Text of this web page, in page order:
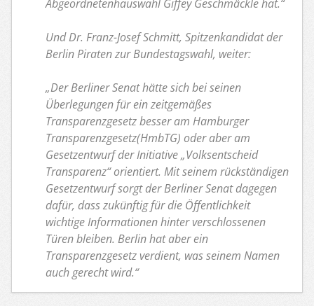
Abgeordnetenhauswahl Giffey Geschmäckle hat.“
Und Dr. Franz-Josef Schmitt, Spitzenkandidat der
Berlin Piraten zur Bundestagswahl, weiter:
„Der Berliner Senat hätte sich bei seinen
Überlegungen für ein zeitgemäßes
Transparenzgesetz besser am Hamburger
Transparenzgesetz(HmbTG) oder aber am
Gesetzentwurf der Initiative „Volksentscheid
Transparenz“ orientiert. Mit seinem rückständigen
Gesetzentwurf sorgt der Berliner Senat dagegen
dafür, dass zukünftig für die Öffentlichkeit
wichtige Informationen hinter verschlossenen
Türen bleiben. Berlin hat aber ein
Transparenzgesetz verdient, was seinem Namen
auch gerecht wird.“